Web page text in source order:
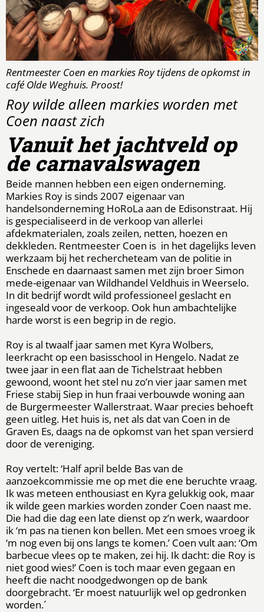
Rentmeester Coen en markies Roy tijdens de opkomst in
café Olde Weghuis. Proost!
Roy wilde alleen markies worden met
Coen naast zich
Vanuit het jachtveld op
de carnavalswagen
Beide mannen hebben een eigen onderneming.
Markies Roy is sinds 2007 eigenaar van
handelsonderneming HoRoLa aan de Edisonstraat. Hij
is gespecialiseerd in de verkoop van allerlei
afdekmaterialen, zoals zeilen, netten, hoezen en
dekkleden. Rentmeester Coen is in het dagelijks leven
werkzaam bij het rechercheteam van de politie in
Enschede en daarnaast samen met zijn broer Simon
mede-eigenaar van Wildhandel Veldhuis in Weerselo.
In dit bedrijf wordt wild professioneel geslacht en
ingeseald voor de verkoop. Ook hun ambachtelijke
harde worst is een begrip in de regio.
Roy is al twaalf jaar samen met Kyra Wolbers,
leerkracht op een basisschool in Hengelo. Nadat ze
twee jaar in een flat aan de Tichelstraat hebben
gewoond, woont het stel nu zo’n vier jaar samen met
Friese stabij Siep in hun fraai verbouwde woning aan
de Burgermeester Wallerstraat. Waar precies behoeft
geen uitleg. Het huis is, net als dat van Coen in de
Graven Es, daags na de opkomst van het span versierd
door de vereniging.
Roy vertelt: ‘Half april belde Bas van de
aanzoekcommissie me op met die ene beruchte vraag.
Ik was meteen enthousiast en Kyra gelukkig ook, maar
ik wilde geen markies worden zonder Coen naast me.
Die had die dag een late dienst op z’n werk, waardoor
ik ‘m pas na tienen kon bellen. Met een smoes vroeg ik
‘m nog even bij ons langs te komen.’ Coen vult aan: ‘Om
barbecue vlees op te maken, zei hij. Ik dacht: die Roy is
niet good wies!’ Coen is toch maar even gegaan en
heeft die nacht noodgedwongen op de bank
doorgebracht. ‘Er moest natuurlijk wel op gedronken
worden.´